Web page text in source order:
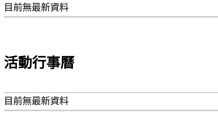
目前無最新資料
活動行事曆
目前無最新資料